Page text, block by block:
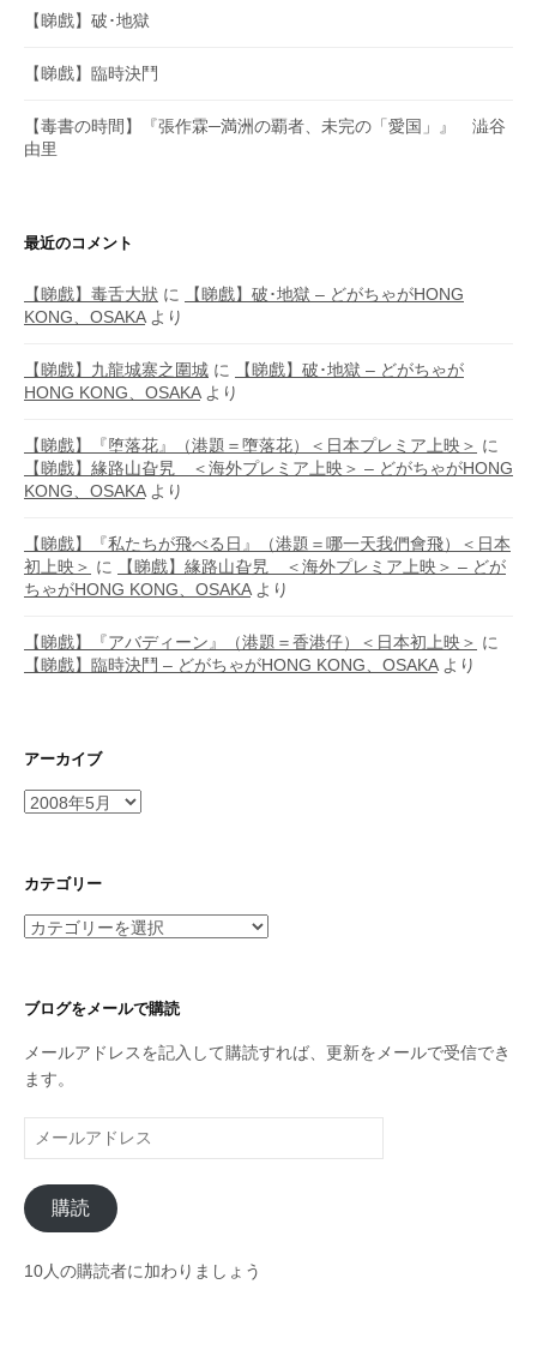
【睇戲】破･地獄
【睇戲】臨時決鬥
【毒書の時間】『張作霖─満洲の覇者、未完の「愛国」』 澁谷
由里
最近のコメント
【睇戲】毒舌大狀 に
【睇戲】破･地獄 – どがちゃがHONG
KONG、OSAKAより
【睇戲】九龍城寨之圍城 に
【睇戲】破･地獄 – どがちゃが
HONG KONG、OSAKAより
【睇戲】『堕落花』（港題＝墮落花）＜日本プレミア上映＞ に
【睇戲】緣路山旮旯 ＜海外プレミア上映＞ – どがちゃがHONG
KONG、OSAKAより
【睇戲】『私たちが飛べる日』（港題＝哪一天我們會飛）＜日本
初上映＞ に
【睇戲】緣路山旮旯 ＜海外プレミア上映＞ – どが
ちゃがHONG KONG、OSAKAより
【睇戲】『アバディーン』（港題＝香港仔）＜日本初上映＞ に
【睇戲】臨時決鬥 – どがちゃがHONG KONG、OSAKAより
アーカイブ
ア
イ
カテゴリー
カ
リ
ブログをメールで購読
メールアドレスを記入して購読すれば、更新をメールで受信でき
ます。
ー
ル
ア
ド
レ
購読
10人の購読者に加わりましょう